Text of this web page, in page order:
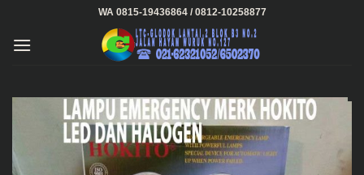
content
WA 0815-19436864 / 0812-10258877